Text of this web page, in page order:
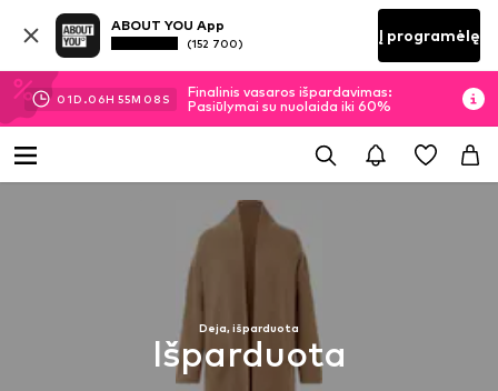
ABOUT YOU App
(152 700) Į programėlę
01D.06H 55M 07 S
Finalinis vasaros išpardavimas:
Pasiūlymai su nuolaida iki 60%
Deja, išparduota
Išparduota